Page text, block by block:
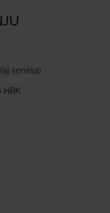
servisa)
HRK